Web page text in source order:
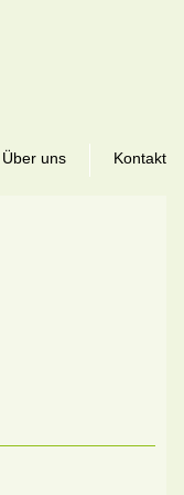
Über uns Kontakt